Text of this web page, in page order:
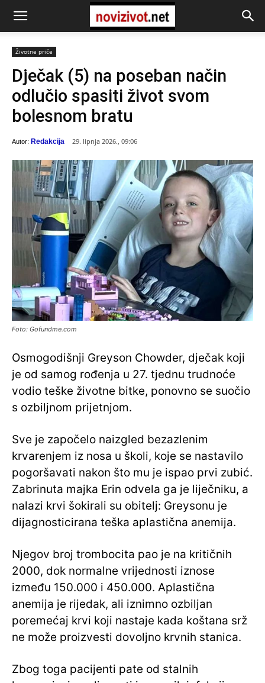
Životne priče
Dječak (5) na poseban način
odlučio spasiti život svom
bolesnom bratu
Autor: Redakcija 29. lipnja 2026., 09:06
Foto: Gofundme.com
Osmogodišnji Greyson Chowder, dječak koji
je od samog rođenja u 27. tjednu trudnoće
vodio teške životne bitke, ponovno se suočio
s ozbiljnom prijetnjom.
Sve je započelo naizgled bezazlenim
krvarenjem iz nosa u školi, koje se nastavilo
pogoršavati nakon što mu je ispao prvi zubić.
Zabrinuta majka Erin odvela ga je liječniku, a
nalazi krvi šokirali su obitelj: Greysonu je
dijagnosticirana teška aplastična anemija.
Njegov broj trombocita pao je na kritičnih
2000, dok normalne vrijednosti iznose
između 150.000 i 450.000. Aplastična
anemija je rijedak, ali iznimno ozbiljan
poremećaj krvi koji nastaje kada koštana srž
ne može proizvesti dovoljno krvnih stanica.
Zbog toga pacijenti pate od stalnih